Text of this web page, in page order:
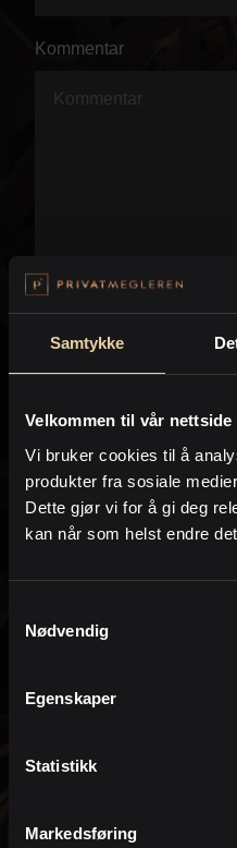
Samtykke
Velkommen til vår nettside
Vi bruker cookies til å
produkter fra sosiale
Dette gjør vi for å gi deg
kan når som helst endre
Nødvendig
Egenskaper
Statistikk
Markedsføring
Kommentar
Jeg anmoder
på e-post og /eller
for salg og
informasjon
I forbindelse
kjøpe
Dette inkluderer
* Ved bestilling av